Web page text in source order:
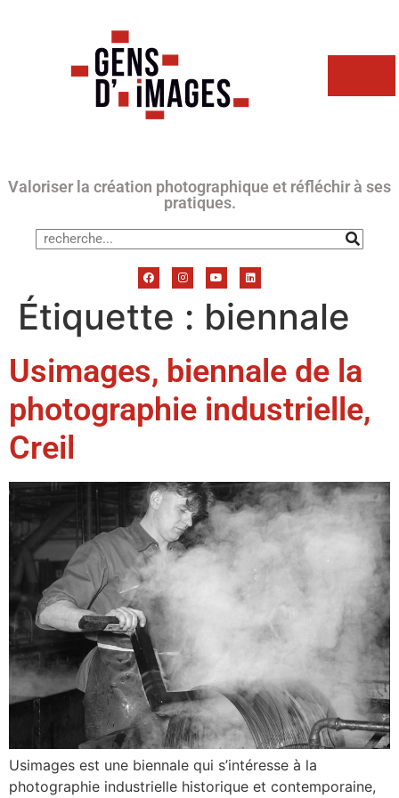
Valoriser la création photographique et réfléchir à ses
pratiques.
Étiquette : biennale
Usimages, biennale de la
photographie industrielle,
Creil
Usimages est une biennale qui s’intéresse à la
photographie industrielle historique et contemporaine,